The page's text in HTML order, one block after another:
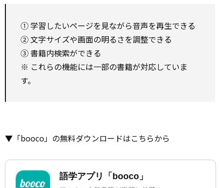
① 学習したいページを見ながら音声を再生できる
② 文字サイズや画面の明るさを調整できる
③ 書籍内検索ができる
※ これらの機能には一部の書籍が対応していま
す。
▼「booco」の無料ダウンロードはこちらから